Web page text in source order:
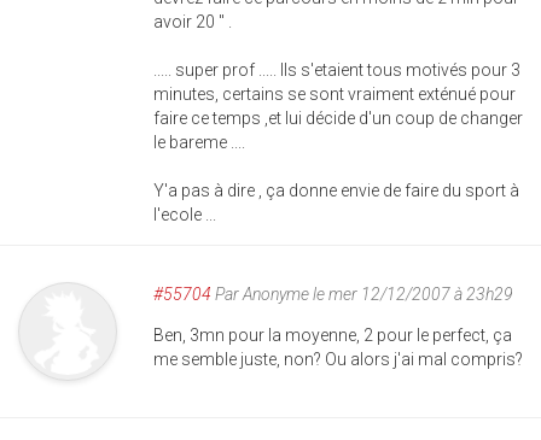
avoir 20 " .
..... super prof ..... Ils s'etaient tous motivés pour 3
minutes, certains se sont vraiment exténué pour
faire ce temps ,et lui décide d'un coup de changer
le bareme ....
Y'a pas à dire , ça donne envie de faire du sport à
l'ecole ...
#55704 ParAnonymele mer 12/12/2007 à 23h29
Ben, 3mn pour la moyenne, 2 pour le perfect, ça
me semble juste, non? Ou alors j'ai mal compris?